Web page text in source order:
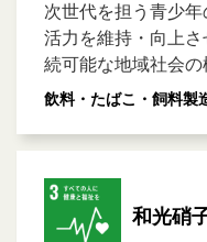
次世代を担う青少
活力を維持・向上
続可能な地域社会の
飲料・たばこ・飼料製
和光硝